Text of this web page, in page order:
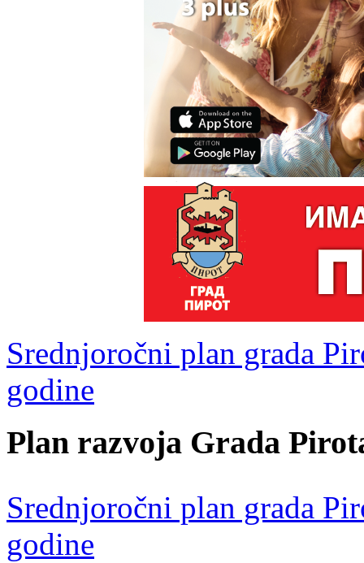
Srednjoročni plan grada
godine
Plan razvoja Grada
Srednjoročni plan grada
godine